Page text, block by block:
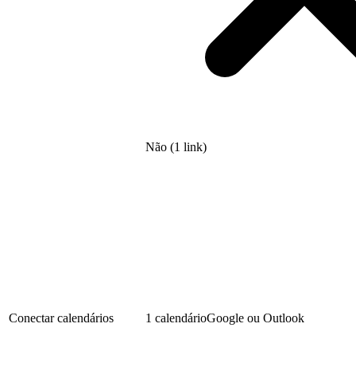
Não (1 link)
Conectar calendários 1 calendárioGoogle ou Outlook